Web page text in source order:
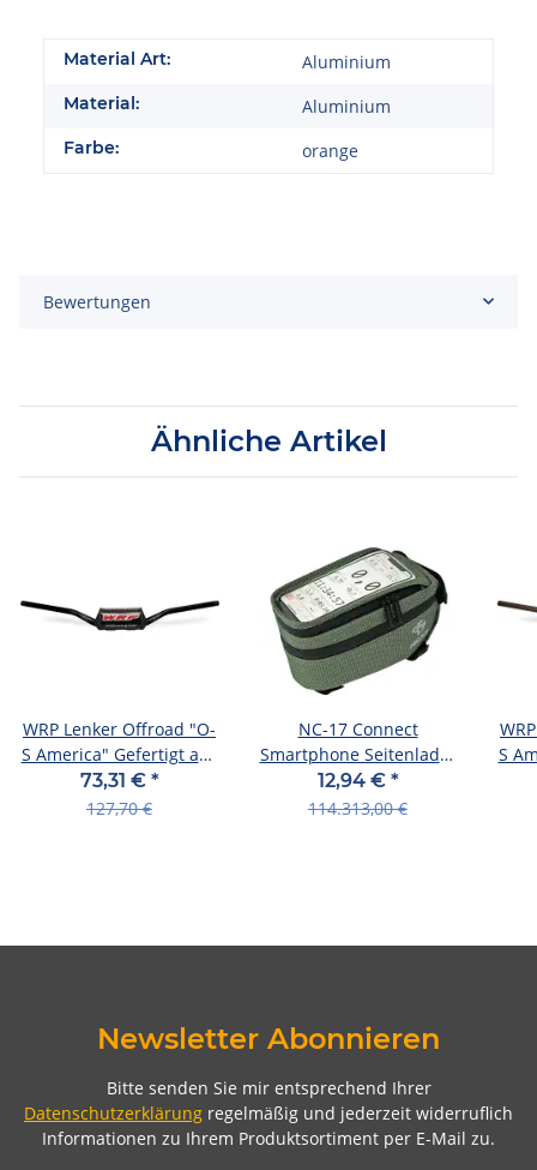
Material Art: Aluminium
Material: Aluminium
Farbe: orange
Bewertungen
Ähnliche Artikel
WRP Lenker Offroad "O-
S America" Gefertigt aus
608 WD-AM001, schw
73,31 € *
127,70 €
NC-17 Connect
Smartphone Seitenlader
Tasche für Oberrohr,
Klettverschluss, grün
12,94 € *
114.313,00 €
S
Newsletter Abonnieren
Bitte senden Sie mir entsprechend Ihrer
Datenschutzerklärung regelmäßig und jederzeit widerruflich
Informationen zu Ihrem Produktsortiment per E-Mail zu.